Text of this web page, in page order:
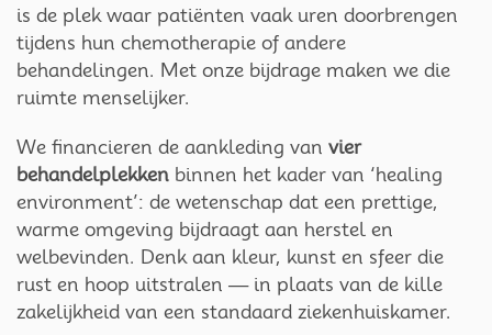
is de plek waar patiënten vaak uren doorbrengen
tijdens hun chemotherapie of andere
behandelingen. Met onze bijdrage maken we die
ruimte menselijker.
We financieren de aankleding van vier
behandelplekken binnen het kader van ‘healing
environment’: de wetenschap dat een prettige,
warme omgeving bijdraagt aan herstel en
welbevinden. Denk aan kleur, kunst en sfeer die
rust en hoop uitstralen — in plaats van de kille
zakelijkheid van een standaard ziekenhuiskamer.